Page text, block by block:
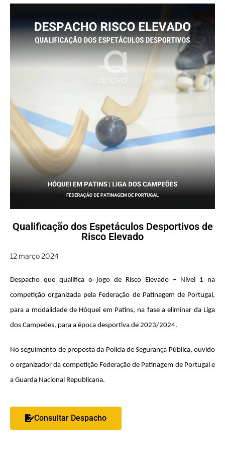
Qualificação dos Espetáculos Desportivos de
Risco Elevado
12 março 2024
Despacho que qualifica o jogo de Risco Elevado – Nível 1 na
competição organizada pela Federação de Patinagem de Portugal,
para a modalidade de Hóquei em Patins, na fase a eliminar da Liga
dos Campeões, para a época desportiva de 2023/2024.
No seguimento de proposta da Polícia de Segurança Pública, ouvido
o organizador da competição Federação de Patinagem de Portugal e
a Guarda Nacional Republicana.
Consultar Despacho